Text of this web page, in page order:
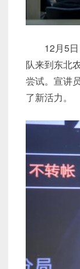
12月5
队来到东北
尝试。宣讲
了新活力。